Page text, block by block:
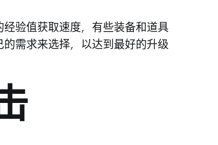
验值获取速度，有些装备和道具
需求来选择，以达到最好的升级